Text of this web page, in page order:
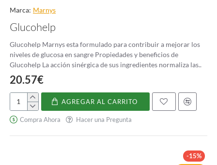
Marca: Marnys
Glucohelp
Glucohelp Marnys esta formulado para contribuir a mejorar los
niveles de glucosa en sangre Propiedades y beneficios de
Glucohelp La acción sinérgica de sus ingredientes normaliza las..
20.57€
Glucohelp
AGREGAR AL CARRITO
Compra Ahora Hacer una Pregunta
-15%